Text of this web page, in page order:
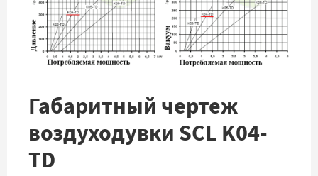
Габаритный чертеж
воздуходувки SCL K04-
TD